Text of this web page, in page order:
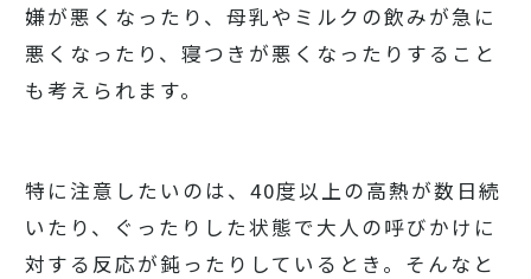
嫌が悪くなったり、母乳やミルクの飲みが急に
悪くなったり、寝つきが悪くなったりすること
も考えられます。
特に注意したいのは、40度以上の高熱が数日続
いたり、ぐったりした状態で大人の呼びかけに
対する反応が鈍ったりしているとき。そんなと